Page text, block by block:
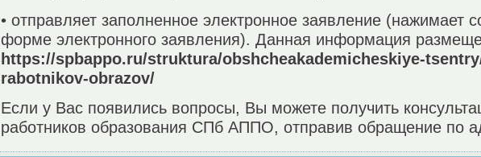
• отправляет заполненное электронное заявление (нажимает
форме электронного заявления). Данная информация
https://spbappo.ru/struktura/obshcheakademicheskiye-
rabotnikov-obrazov/
Если у Вас появились вопросы, Вы можете получить
работников образования СПб АППО, отправив обращение по